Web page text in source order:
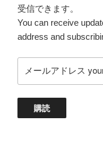
受信できます。
You can receive
address and
ー
ド
購読